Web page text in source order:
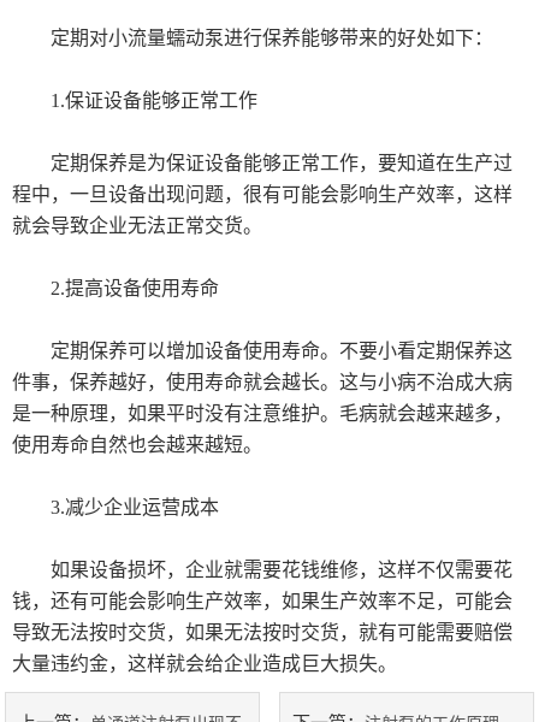
定期对小流量蠕动泵进行保养能够带来的好处如下：
1.保证设备能够正常工作
定期保养是为保证设备能够正常工作，要知道在生产过
程中，一旦设备出现问题，很有可能会影响生产效率，这样
就会导致企业无法正常交货。
2.提高设备使用寿命
定期保养可以增加设备使用寿命。不要小看定期保养这
件事，保养越好，使用寿命就会越长。这与小病不治成大病
是一种原理，如果平时没有注意维护。毛病就会越来越多，
使用寿命自然也会越来越短。
3.减少企业运营成本
如果设备损坏，企业就需要花钱维修，这样不仅需要花
钱，还有可能会影响生产效率，如果生产效率不足，可能会
导致无法按时交货，如果无法按时交货，就有可能需要赔偿
大量违约金，这样就会给企业造成巨大损失。